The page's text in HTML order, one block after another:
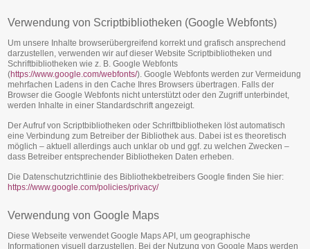
Verwendung von Scriptbibliotheken (Google Webfonts)
Um unsere Inhalte browserübergreifend korrekt und grafisch ansprechend
darzustellen, verwenden wir auf dieser Website Scriptbibliotheken und
Schriftbibliotheken wie z. B. Google Webfonts
(https://www.google.com/webfonts/). Google Webfonts werden zur Vermeidung
mehrfachen Ladens in den Cache Ihres Browsers übertragen. Falls der
Browser die Google Webfonts nicht unterstützt oder den Zugriff unterbindet,
werden Inhalte in einer Standardschrift angezeigt.
Der Aufruf von Scriptbibliotheken oder Schriftbibliotheken löst automatisch
eine Verbindung zum Betreiber der Bibliothek aus. Dabei ist es theoretisch
möglich – aktuell allerdings auch unklar ob und ggf. zu welchen Zwecken –
dass Betreiber entsprechender Bibliotheken Daten erheben.
Die Datenschutzrichtlinie des Bibliothekbetreibers Google finden Sie hier:
https://www.google.com/policies/privacy/
Verwendung von Google Maps
Diese Webseite verwendet Google Maps API, um geographische
Informationen visuell darzustellen. Bei der Nutzung von Google Maps werden